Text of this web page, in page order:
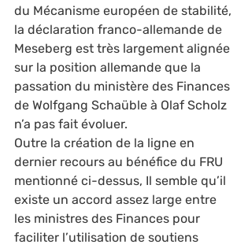
du Mécanisme européen de stabilité,
la déclaration franco-allemande de
Meseberg est très largement alignée
sur la position allemande que la
passation du ministère des Finances
de Wolfgang Schaüble à Olaf Scholz
n’a pas fait évoluer.
Outre la création de la ligne en
dernier recours au bénéfice du FRU
mentionné ci-dessus, Il semble qu’il
existe un accord assez large entre
les ministres des Finances pour
faciliter l’utilisation de soutiens